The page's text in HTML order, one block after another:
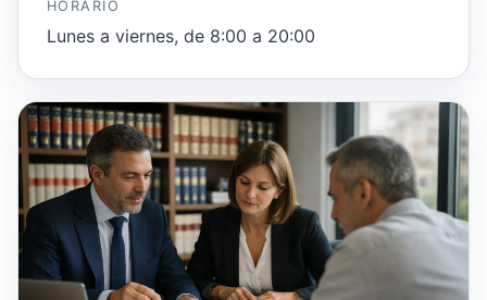
HORARIO
Lunes a viernes, de 8:00 a 20:00